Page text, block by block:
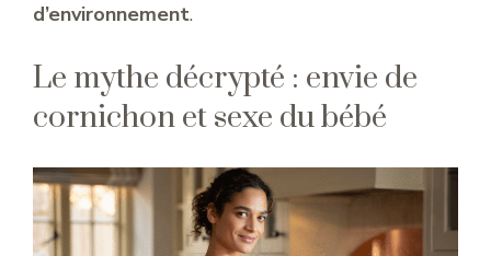
d’environnement.
Le mythe décrypté : envie de
cornichon et sexe du bébé